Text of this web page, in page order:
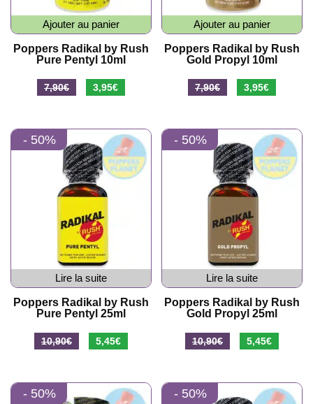
Ajouter au panier
Poppers Radikal by Rush
Pure Pentyl 10ml
7,90€ 3,95€
Ajouter au panier
Poppers Radikal by Rush
Gold Propyl 10ml
7,90€ 3,95€
- 50%
Lire la suite
Poppers Radikal by Rush
Pure Pentyl 25ml
10,90€ 5,45€
- 50%
Lire la suite
Poppers Radikal by Rush
Gold Propyl 25ml
10,90€ 5,45€
- 50% - 50%